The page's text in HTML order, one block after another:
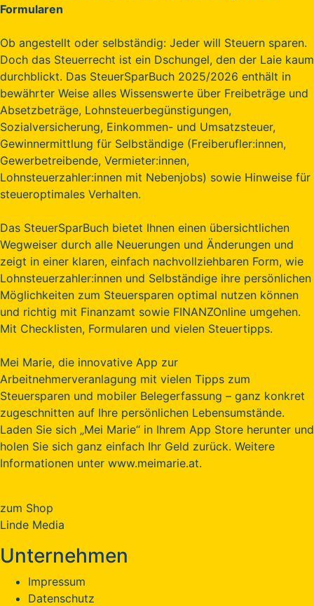
Formularen
Ob angestellt oder selbständig: Jeder will Steuern sparen.
Doch das Steuerrecht ist ein Dschungel, den der Laie kaum
durchblickt. Das SteuerSparBuch 2025/2026 enthält in
bewährter Weise alles Wissenswerte über Freibeträge und
Absetzbeträge, Lohnsteuerbegünstigungen,
Sozialversicherung, Einkommen- und Umsatzsteuer,
Gewinnermittlung für Selbständige (Freiberufler:innen,
Gewerbetreibende, Vermieter:innen,
Lohnsteuerzahler:innen mit Nebenjobs) sowie Hinweise für
steueroptimales Verhalten.
Das SteuerSparBuch bietet Ihnen einen übersichtlichen
Wegweiser durch alle Neuerungen und Änderungen und
zeigt in einer klaren, einfach nachvollziehbaren Form, wie
Lohnsteuerzahler:innen und Selbständige ihre persönlichen
Möglichkeiten zum Steuersparen optimal nutzen können
und richtig mit Finanzamt sowie FINANZOnline umgehen.
Mit Checklisten, Formularen und vielen Steuertipps.
Mei Marie, die innovative App zur
Arbeitnehmerveranlagung mit vielen Tipps zum
Steuersparen und mobiler Belegerfassung – ganz konkret
zugeschnitten auf Ihre persönlichen Lebensumstände.
Laden Sie sich „Mei Marie“ in Ihrem App Store herunter und
holen Sie sich ganz einfach Ihr Geld zurück. Weitere
Informationen unter www.meimarie.at.
zum Shop
Linde Media
Unternehmen
Impressum
Datenschutz